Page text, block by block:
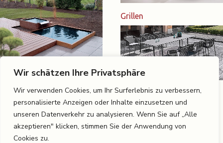
Wir schätzen Ihre Privatsphäre
Wir verwenden Cookies, um Ihr Surferlebnis zu verbessern,
personalisierte Anzeigen oder Inhalte einzusetzen und
unseren Datenverkehr zu analysieren. Wenn Sie auf „Alle
akzeptieren" klicken, stimmen Sie der Anwendung von
Cookies zu.
Grillen
Objektausstattung